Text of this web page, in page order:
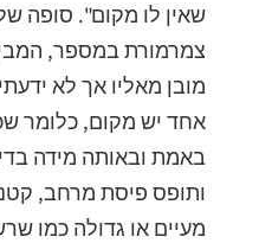
שאין לו מקום". סופה
צמרמורת במספר,
מובן מאליו אך לא
אחד יש מקום, כלומר
באמת ובאותה מידה
ותופס פיסת מרחב,
מעיים או גדולה כמו